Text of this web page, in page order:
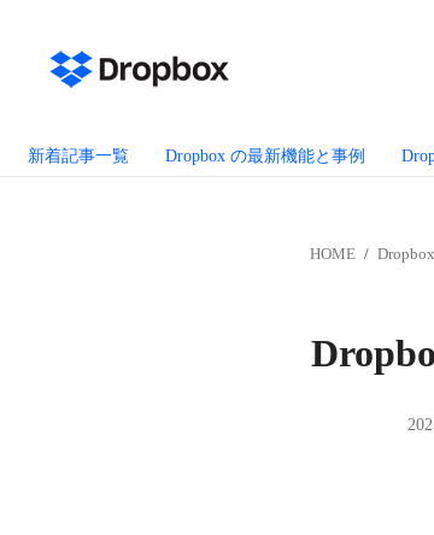
新着記事一覧 Dropbox の最新機能と事例
HOME